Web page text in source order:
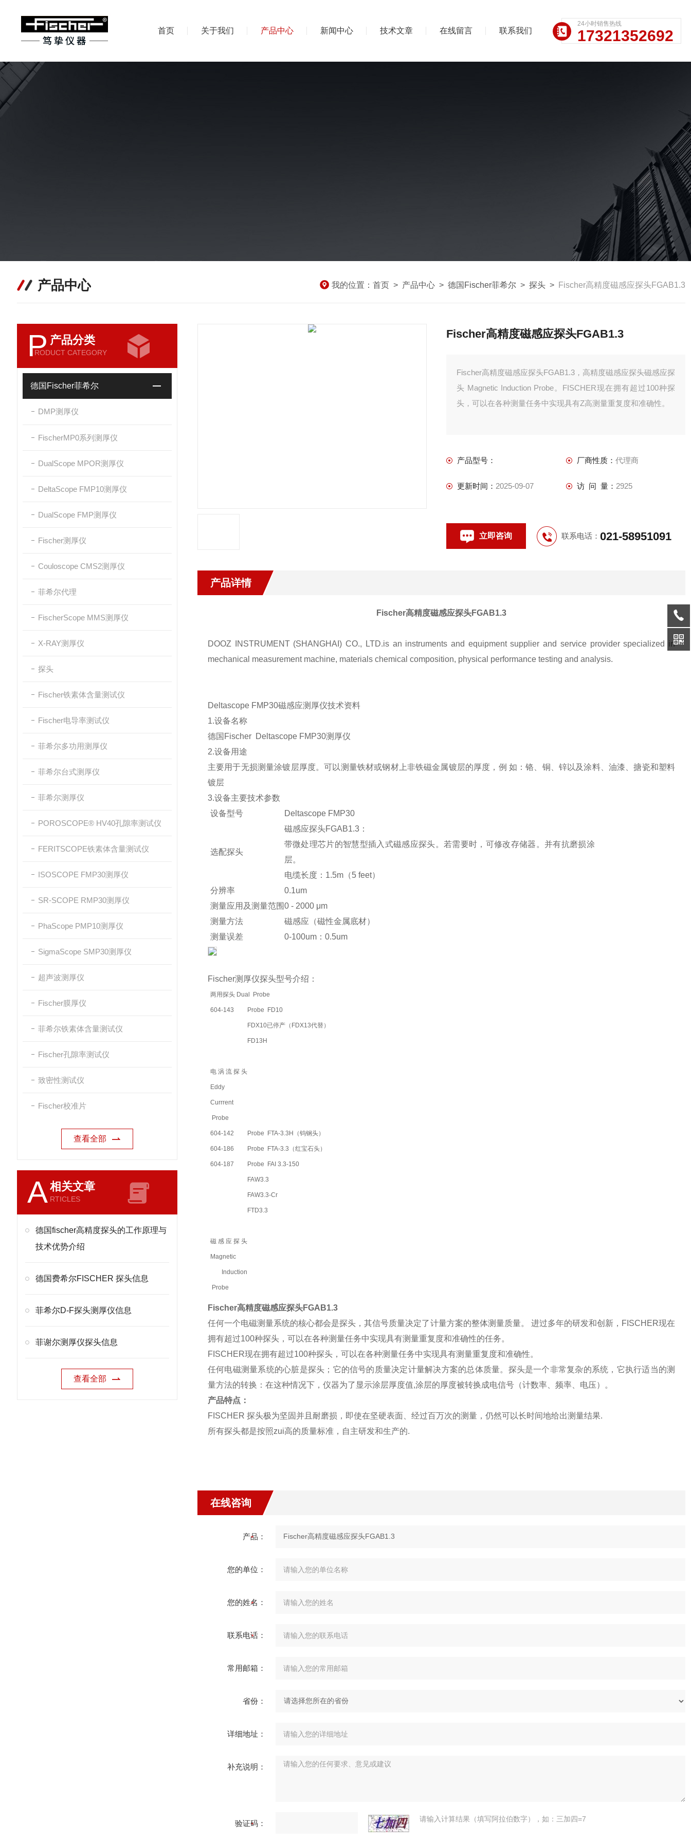
首页 关于我们 产品中心 新闻中心 技术文章 在线留言 联系我们
24小时销售热线
17321352692
产品中心 我的位置： 首页 > 产品中心 > 德国Fischer菲希尔 > 探头 > Fischer高精度磁感应探头FGAB1.3
P 产品分类
RODUCT CATEGORY
德国Fischer菲希尔
DMP测厚仪
FischerMP0系列测厚仪
DualScope MPOR测厚仪
DeltaScope FMP10测厚仪
DualScope FMP测厚仪
Fischer测厚仪
Couloscope CMS2测厚仪
菲希尔代理
FischerScope MMS测厚仪
X-RAY测厚仪
探头
Fischer铁素体含量测试仪
Fischer电导率测试仪
菲希尔多功用测厚仪
菲希尔台式测厚仪
菲希尔测厚仪
POROSCOPE® HV40孔隙率测试仪
FERITSCOPE铁素体含量测试仪
ISOSCOPE FMP30测厚仪
SR-SCOPE RMP30测厚仪
PhaScope PMP10测厚仪
SigmaScope SMP30测厚仪
超声波测厚仪
Fischer膜厚仪
菲希尔铁素体含量测试仪
Fischer孔隙率测试仪
致密性测试仪
Fischer校准片
查看全部
A相关文章
RTICLES
德国fischer高精度探头的工作原理与
技术优势介绍
德国费希尔FISCHER 探头信息
菲希尔D-F探头测厚仪信息
菲谢尔测厚仪探头信息
查看全部
Fischer高精度磁感应探头FGAB1.3
Fischer高精度磁感应探头FGAB1.3，高精度磁感应探头磁感应探
头 Magnetic Induction Probe。FISCHER现在拥有超过100种探
头，可以在各种测量任务中实现具有Z高测量重复度和准确性。
产品型号： 厂商性质： 代理商
更新时间： 2025-09-07 访 问 量： 2925
立即咨询 联系电话： 021-58951091
产品详情
Fischer高精度磁感应探头FGAB1.3
DOOZ INSTRUMENT (SHANGHAI) CO., LTD.is an instruments and equipment supplier and service provider specialized in
mechanical measurement machine, materials chemical composition, physical performance testing and analysis.
Deltascope FMP30磁感应测厚仪技术资料
1.设备名称
德国Fischer Deltascope FMP30测厚仪
2.设备用途
主要用于无损测量涂镀层厚度。可以测量铁材或钢材上非铁磁金属镀层的厚度，例 如：铬、铜、锌以及涂料、油漆、搪瓷和塑料
镀层
3.设备主要技术参数
设备型号
Deltascope FMP30
选配探头
磁感应探头FGAB1.3：
带微处理芯片的智慧型插入式磁感应探头。若需要时，可修改存储器。并有抗磨损涂
层。
电缆长度：1.5m（5 feet）
分辨率
0.1um
测量应用及测量范围0 - 2000 μm
测量方法
磁感应（磁性金属底材）
测量误差
以Fischer标准片为
0-100um：0.5um
配置包含
两片校准片
Fischer测厚仪探头型号介绍：
两用探头 Dual Probe
604-143 Probe FD10
FDX10已停产（FDX13代替）
FD13H
电涡流探头
Eddy
Currrent
Probe
604-142 Probe FTA-3.3H（钨钢头）
604-186 Probe FTA-3.3（红宝石头）
604-187 Probe FAI 3.3-150
FAW3.3
FAW3.3-Cr
FTD3.3
磁感应探头
Magnetic
Induction
Probe
604-141 Probe FGAB 1.3
604-175 Probe FGABI 1.3-150
604-174 Probe FGA2H（F20H）
V1FGA1HR34
FGAB1.3T
Fischer高精度磁感应探头FGAB1.3
任何一个电磁测量系统的核心都会是探头，其信号质量决定了计量方案的整体测量质量。 进过多年的研发和创新，FISCHER现在
拥有超过100种探头，可以在各种测量任务中实现具有测量重复度和准确性的任务。
FISCHER现在拥有超过100种探头，可以在各种测量任务中实现具有测量重复度和准确性。
任何电磁测量系统的心脏是探头；它的信号的质量决定计量解决方案的总体质量。探头是一个非常复杂的系统，它执行适当的测
量方法的转换：在这种情况下，仪器为了显示涂层厚度值,涂层的厚度被转换成电信号（计数率、频率、电压）。
产品特点：
FISCHER 探头极为坚固并且耐磨损，即使在坚硬表面、经过百万次的测量，仍然可以长时间地给出测量结果.
所有探头都是按照zui高的质量标准，自主研发和生产的.
在线咨询
产品：
您的单位：
您的姓名：
联系电话：
常用邮箱：
省份：
详细地址：
补充说明：
验证码： 请输入计算结果（填写阿拉伯数字），如：三加四=7